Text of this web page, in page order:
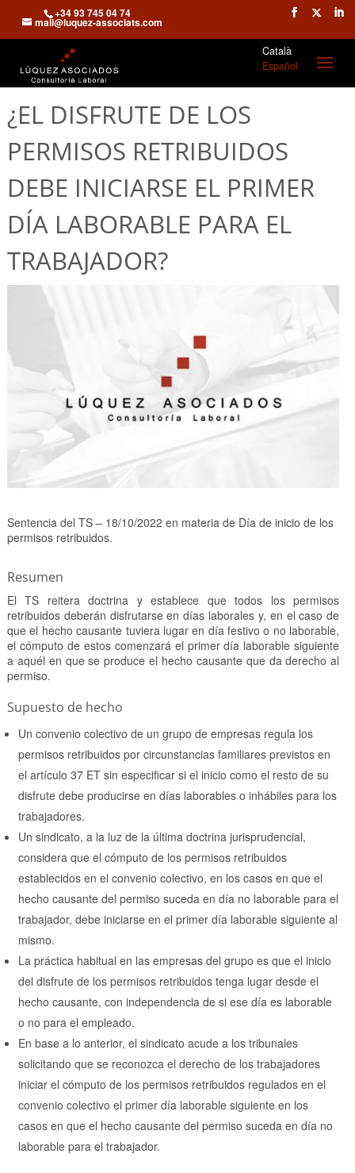
+34 93 745 04 74
mail@luquez-associats.com
Català
Español
¿EL DISFRUTE DE LOS
PERMISOS RETRIBUIDOS
DEBE INICIARSE EL PRIMER
DÍA LABORABLE PARA EL
TRABAJADOR?
Sentencia del TS – 18/10/2022 en materia de Día de inicio de los
permisos retribuidos.
Resumen
El TS reitera doctrina y establece que todos los permisos
retribuidos deberán disfrutarse en días laborales y, en el caso de
que el hecho causante tuviera lugar en día festivo o no laborable,
el cómputo de estos comenzará el primer día laborable siguiente
a aquél en que se produce el hecho causante que da derecho al
permiso.
Supuesto de hecho
Un convenio colectivo de un grupo de empresas regula los
permisos retribuidos por circunstancias familiares previstos en
el artículo 37 ET sin especificar si el inicio como el resto de su
disfrute debe producirse en días laborables o inhábiles para los
trabajadores.
Un sindicato, a la luz de la última doctrina jurisprudencial,
considera que el cómputo de los permisos retribuidos
establecidos en el convenio colectivo, en los casos en que el
hecho causante del permiso suceda en día no laborable para el
trabajador, debe iniciarse en el primer día laborable siguiente al
mismo.
La práctica habitual en las empresas del grupo es que el inicio
del disfrute de los permisos retribuidos tenga lugar desde el
hecho causante, con independencia de si ese día es laborable
o no para el empleado.
En base a lo anterior, el sindicato acude a los tribunales
solicitando que se reconozca el derecho de los trabajadores
iniciar el cómputo de los permisos retribuidos regulados en el
convenio colectivo el primer día laborable siguiente en los
casos en que el hecho causante del permiso suceda en día no
laborable para el trabajador.